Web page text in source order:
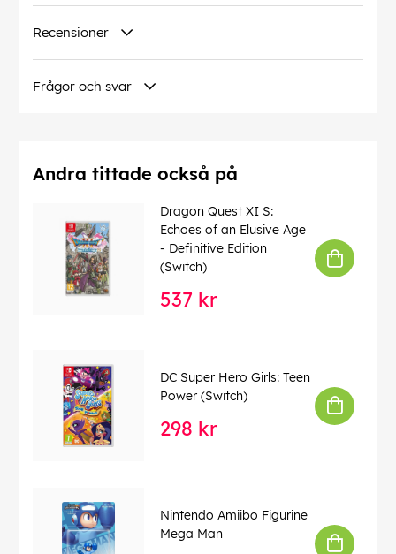
0819976028822
EAN:
Recensioner
Frågor och svar
Andra tittade också på
Dragon Quest XI S:
Echoes of an Elusive Age
- Definitive Edition
(Switch)
537 kr
DC Super Hero Girls: Teen
Power (Switch)
298 kr
Nintendo Amiibo Figurine
Mega Man